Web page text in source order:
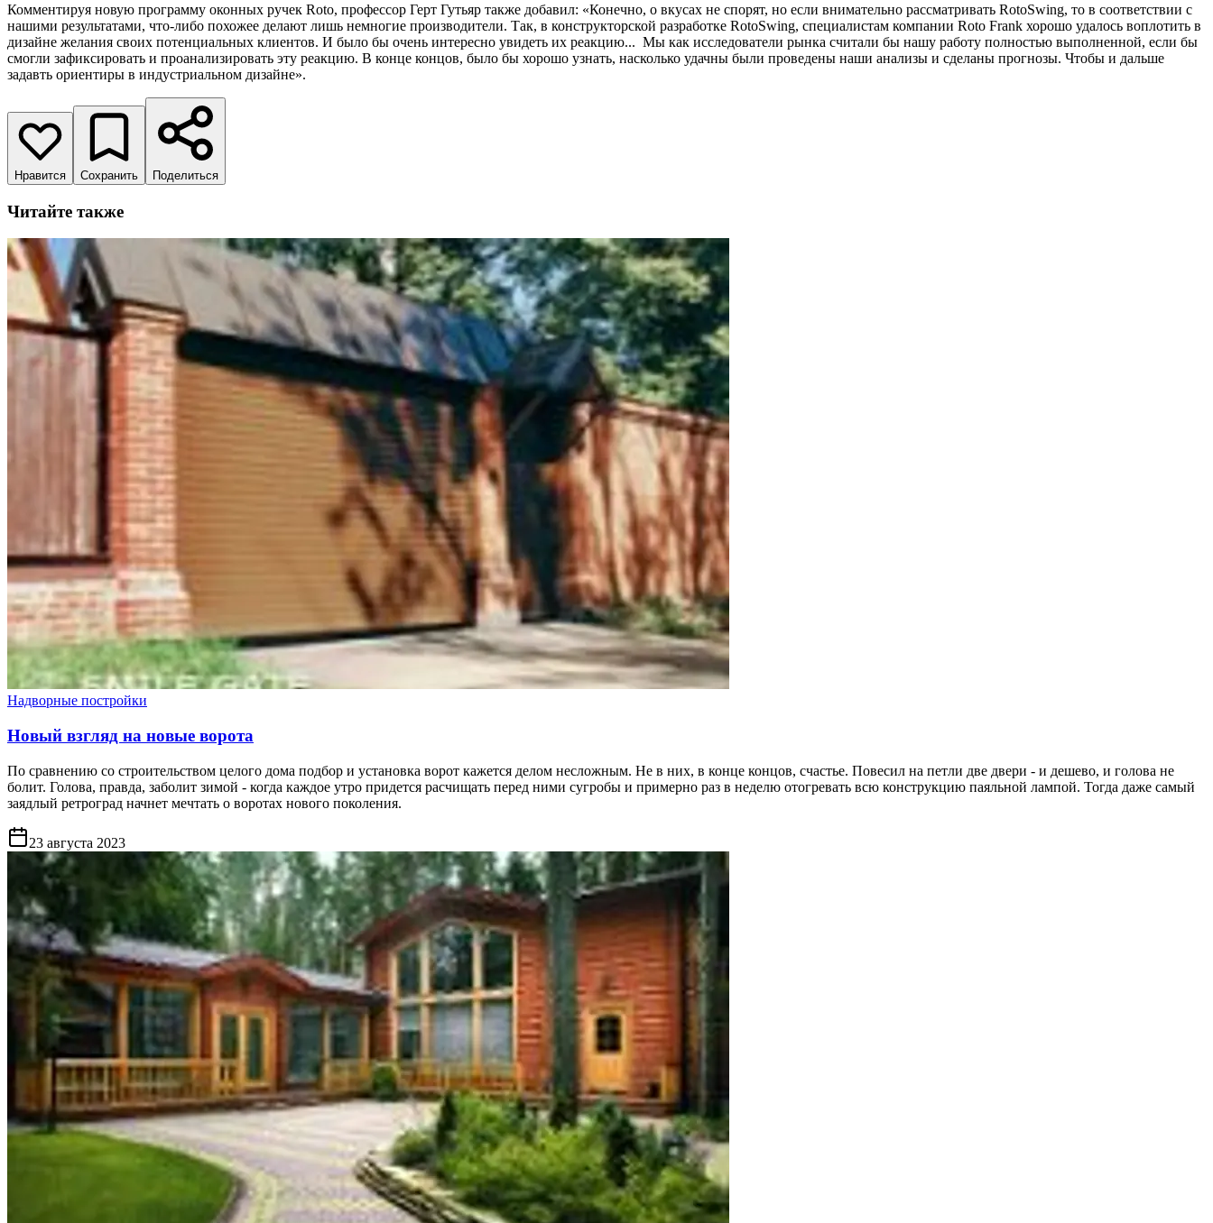
Комментируя новую программу оконных ручек Roto, профессор Герт Гутьяр также добавил: «Конечно, о вкусах не спорят, но если внимательно рассматривать RotoSwing, то в соответствии с
нашими результатами, что-либо похожее делают лишь немногие производители. Так, в конструкторской разработке RotoSwing, специалистам компании Roto Frank хорошо удалось воплотить в
дизайне желания своих потенциальных клиентов. И было бы очень интересно увидеть их реакцию... Мы как исследователи рынка считали бы нашу работу полностью выполненной, если бы
смогли зафиксировать и проанализировать эту реакцию. В конце концов, было бы хорошо узнать, насколько удачны были проведены наши анализы и сделаны прогнозы. Чтобы и дальше
задавть ориентиры в индустриальном дизайне».
Нравится Сохранить Поделиться
Читайте также
Надворные постройки
Новый взгляд на новые ворота
По сравнению со строительством целого дома подбор и установка ворот кажется делом несложным. Не в них, в конце концов, счастье. Повесил на петли две двери - и дешево, и голова не
болит. Голова, правда, заболит зимой - когда каждое утро придется расчищать перед ними сугробы и примерно раз в неделю отогревать всю конструкцию паяльной лампой. Тогда даже самый
заядлый ретроград начнет мечтать о воротах нового поколения.
23 августа 2023